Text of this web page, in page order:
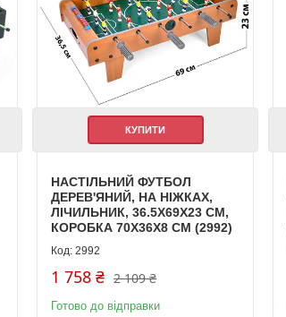
КУПИТИ
НАСТІЛЬНИЙ ФУТБОЛ
ДЕРЕВ'ЯНИЙ, НА НІЖКАХ,
ЛІЧИЛЬНИК, 36.5Х69Х23 СМ,
КОРОБКА 70Х36Х8 СМ (2992)
2992
2 109 ₴
1 758 ₴
Готово до відправки